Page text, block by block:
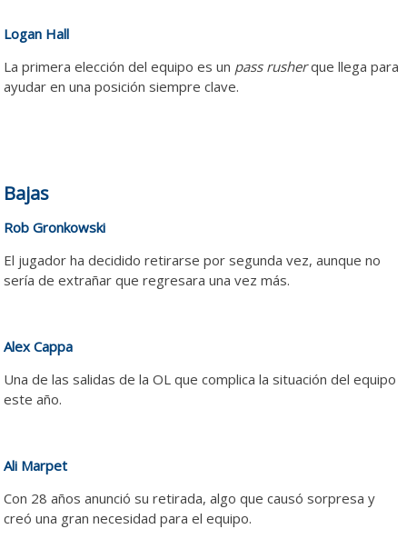
Logan Hall
La primera elección del equipo es un pass rusherque llega para
ayudar en una posición siempre clave.
Bajas
Rob Gronkowski
El jugador ha decidido retirarse por segunda vez, aunque no
sería de extrañar que regresara una vez más.
Alex Cappa
Una de las salidas de la OL que complica la situación del equipo
este año.
Ali Marpet
Con 28 años anunció su retirada, algo que causó sorpresa y
creó una gran necesidad para el equipo.